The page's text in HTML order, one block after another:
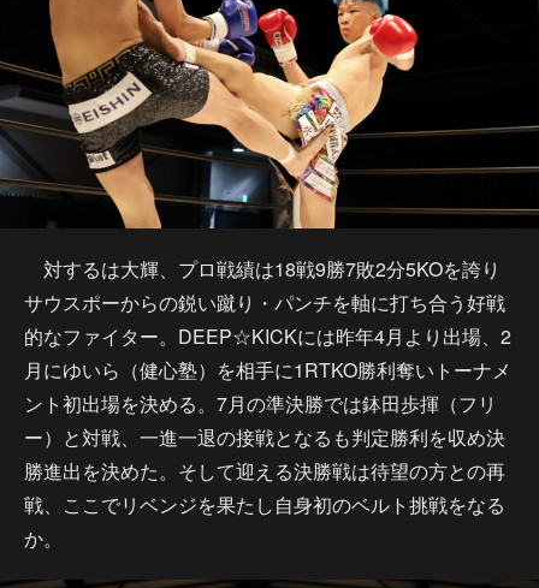
対するは大輝、プロ戦績は18戦9勝7敗2分5KOを誇り
サウスポーからの鋭い蹴り・パンチを軸に打ち合う好戦
的なファイター。DEEP☆KICKには昨年4月より出場、2
月にゆいら（健心塾）を相手に1RTKO勝利奪いトーナメ
ント初出場を決める。7月の準決勝では鉢田歩揮（フリ
ー）と対戦、一進一退の接戦となるも判定勝利を収め決
勝進出を決めた。そして迎える決勝戦は待望の方との再
戦、ここでリベンジを果たし自身初のベルト挑戦をなる
か。